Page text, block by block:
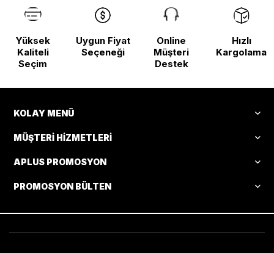
Yüksek
Kaliteli
Seçim
Uygun Fiyat
Seçeneği
Online
Müşteri
Destek
Hızlı
Kargolama
KOLAY MENÜ
MÜŞTERI HIZMETLERI
APLUS PROMOSYON
PROMOSYON BÜLTEN